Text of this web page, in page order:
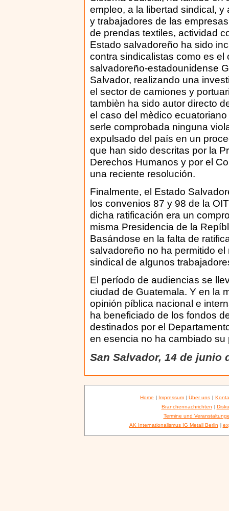
empleo, a la libertad sindical,
y trabajadores de las
de prendas textiles, actividad
Estado salvadoreño ha sido
contra sindicalistas como es
salvadoreño-estadounidense
Salvador, realizando una
el sector de camiones y
tambièn ha sido autor directo
el caso del mèdico
serle comprobada ninguna
expulsado del país en un
que han sido descritas por la
Derechos Humanos y por el
una reciente resolución.
Finalmente, el Estado
los convenios 87 y 98 de la
dicha ratificación era un
misma Presidencia de la
Basándose en la falta de
salvadoreño no ha permitido
sindical de algunos
El período de audiencias se
ciudad de Guatemala. Y en la
opinión píblica nacional e
ha beneficiado de los fondos
destinados por el
en esencia no ha cambiado su
San Salvador, 14 de junio
Home | Impressum | Über uns |
Branchennachrichten |
Termine und
AK Internationalismus IG Metall Berlin |